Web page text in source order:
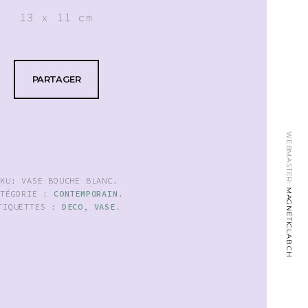
WEBMASTER:
MAGNETICLAB.CH
13 x 11 cm
PARTAGER
VASE BOUCHE BLANC .
: CONTEMPORAIN .
: DECO , VASE .